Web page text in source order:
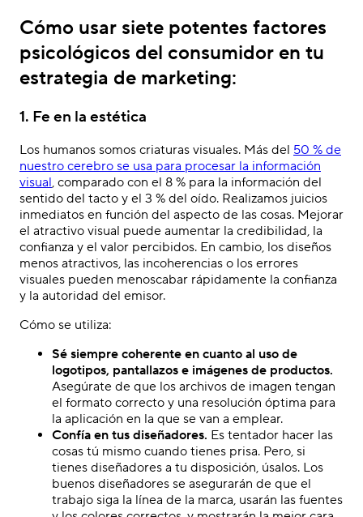
Cómo usar siete potentes factores
psicológicos del consumidor en tu
estrategia de marketing:
1. Fe en la estética
Los humanos somos criaturas visuales. Más del 50 % de
nuestro cerebro se usa para procesar la información
visual, comparado con el 8 % para la información del
sentido del tacto y el 3 % del oído. Realizamos juicios
inmediatos en función del aspecto de las cosas. Mejorar
el atractivo visual puede aumentar la credibilidad, la
confianza y el valor percibidos. En cambio, los diseños
menos atractivos, las incoherencias o los errores
visuales pueden menoscabar rápidamente la confianza
y la autoridad del emisor.
Cómo se utiliza:
Sé siempre coherente en cuanto al uso de
logotipos, pantallazos e imágenes de productos.
Asegúrate de que los archivos de imagen tengan
el formato correcto y una resolución óptima para
la aplicación en la que se van a emplear.
Confía en tus diseñadores. Es tentador hacer las
cosas tú mismo cuando tienes prisa. Pero, si
tienes diseñadores a tu disposición, úsalos. Los
buenos diseñadores se asegurarán de que el
trabajo siga la línea de la marca, usarán las fuentes